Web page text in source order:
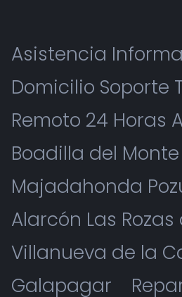
Asistencia
Domicilio Soporte
Remoto 24 Horas
Boadilla del Monte
Majadahonda
Alarcón Las
Villanueva de la
Galapagar